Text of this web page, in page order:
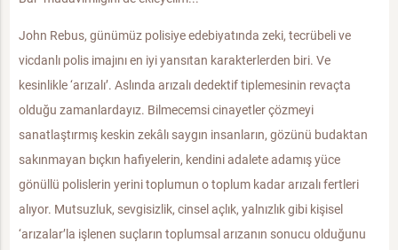
John Rebus, günümüz polisiye edebiyatında zeki, tecrübeli ve
vicdanlı polis imajını en iyi yansıtan karakterlerden biri. Ve
kesinlikle ‘arızalı’. Aslında arızalı dedektif tiplemesinin revaçta
olduğu zamanlardayız. Bilmecemsi cinayetler çözmeyi
sanatlaştırmış keskin zekâlı saygın insanların, gözünü budaktan
sakınmayan bıçkın hafiyelerin, kendini adalete adamış yüce
gönüllü polislerin yerini toplumun o toplum kadar arızalı fertleri
alıyor. Mutsuzluk, sevgisizlik, cinsel açlık, yalnızlık gibi kişisel
‘arızalar’la işlenen suçların toplumsal arızanın sonucu olduğunu